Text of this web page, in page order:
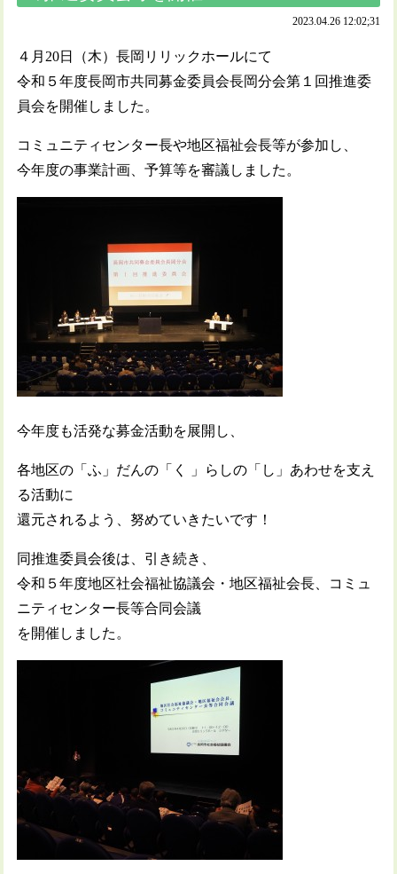
2023.04.26 12:02;31
４月20日（木）長岡リリックホールにて
令和５年度長岡市共同募金委員会長岡分会第１回推進委
員会を開催しました。
コミュニティセンター長や地区福祉会長等が参加し、
今年度の事業計画、予算等を審議しました。
今年度も活発な募金活動を展開し、
各地区の「ふ」だんの「く 」らしの「し」あわせを支え
る活動に
還元されるよう、努めていきたいです！
同推進委員会後は、引き続き、
令和５年度地区社会福祉協議会・地区福祉会長、コミュ
ニティセンター長等合同会議
を開催しました。